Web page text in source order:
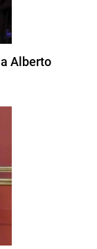
Alberto